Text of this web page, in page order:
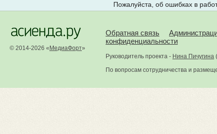
Пожалуйста, об ошибках в
© 2014-2026 « МедиаФорт»
Обратная связь
конфиденциальности
Руководитель проекта - Нина Пичугина (
По вопросам сотрудничества и